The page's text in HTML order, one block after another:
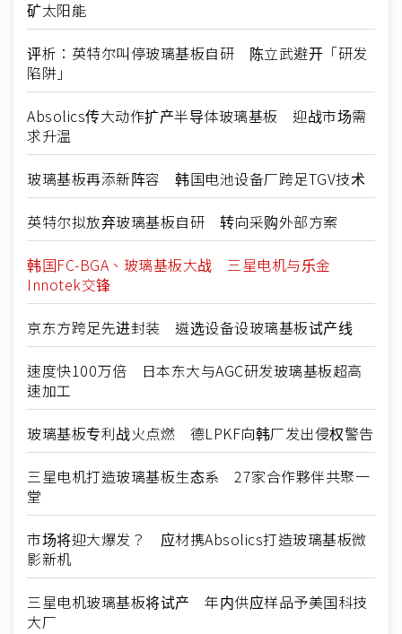
矿太阳能
评析：英特尔叫停玻璃基板自研 陈立武避开「研发
陷阱」
Absolics传大动作扩产半导体玻璃基板 迎战市场需
求升温
玻璃基板再添新阵容 韩国电池设备厂跨足TGV技术
英特尔拟放弃玻璃基板自研 转向采购外部方案
韩国FC-BGA、玻璃基板大战 三星电机与乐金
Innotek交锋
京东方跨足先进封装 遴选设备设玻璃基板试产线
速度快100万倍 日本东大与AGC研发玻璃基板超高
速加工
玻璃基板专利战火点燃 德LPKF向韩厂发出侵权警告
三星电机打造玻璃基板生态系 27家合作夥伴共聚一
堂
市场将迎大爆发？ 应材携Absolics打造玻璃基板微
影新机
三星电机玻璃基板将试产 年内供应样品予美国科技
大厂